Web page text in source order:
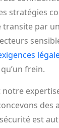
stratégies
transite par
frein.
notre
est